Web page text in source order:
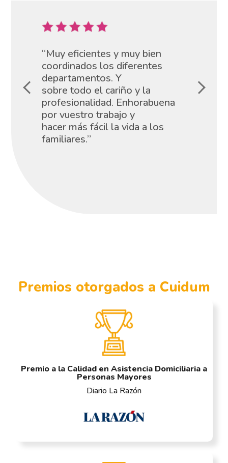
“Muy eficientes y muy bien
coordinados los diferentes
departamentos. Y
sobre todo el cariño y la
profesionalidad. Enhorabuena
por vuestro trabajo y
hacer más fácil la vida a los
familiares.”
Premios otorgados a Cuidum
Premio a la Calidad en Asistencia Domiciliaria a
Personas Mayores
Diario La Razón